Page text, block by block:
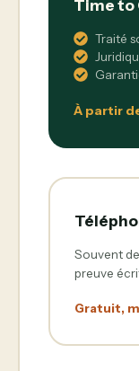
Time to
Traité
À partir
Souvent
preuve
Gratuit,